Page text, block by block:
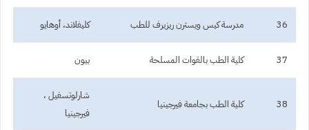
36 مدرسة كيس ويسترن ريزيرف للطب كليفلاند، أوهايو
37 كلية الطب بالقوات المسلحة بيون
38 كلية الطب بجامعة فيرجينيا
شارلوتسفيل ،
فيرجينيا